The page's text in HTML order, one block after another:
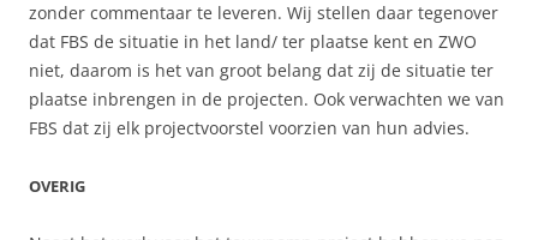
zonder commentaar te leveren. Wij stellen daar tegenover
dat FBS de situatie in het land/ ter plaatse kent en ZWO
niet, daarom is het van groot belang dat zij de situatie ter
plaatse inbrengen in de projecten. Ook verwachten we van
FBS dat zij elk projectvoorstel voorzien van hun advies.
OVERIG